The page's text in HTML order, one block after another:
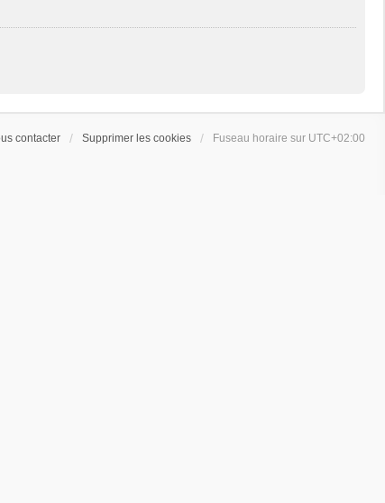
contacter Supprimer les cookies Fuseau horaire sur UTC+02:00